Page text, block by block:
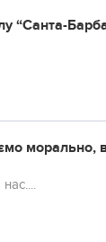
“Санта-
морально,